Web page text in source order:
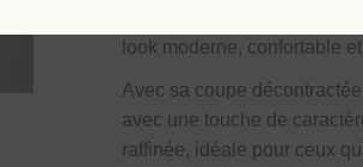
look moderne, confortable
Avec sa coupe
avec une touche de
raffinée, idéale pour ceux